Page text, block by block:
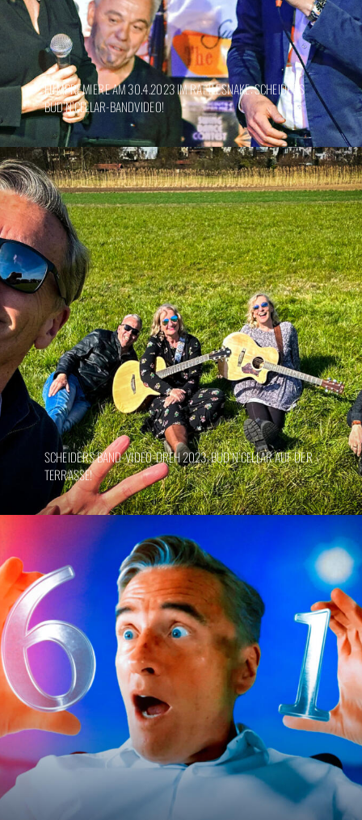
FILMPREMIERE AM 30.4.2023 IM RATTLESNAKE: SCHEIDERS
BUD’N’CELLAR-BANDVIDEO!
SCHEIDERS BAND-VIDEO-DREH 2023: BUD’N’CELLAR AUF DER
TERRASSE!